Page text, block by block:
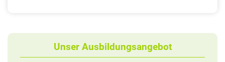
Unser Ausbildungsangebot